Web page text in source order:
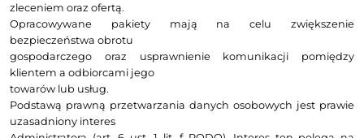
3. Cele przetwarzania danych
osobowych
Państwa dane osobowe są lub
przetwarzane przez Administratora
następujących
celach: